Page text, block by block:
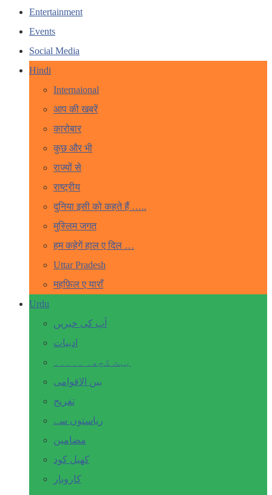
Entertainment
Events
Social Media
Hindi
Internaional
आप की खबरें
कारोबार
कुछ और भी
राज्यों से
राष्ट्रीय
दुनिया इसी को कहते हैं …..
मुस्लिम जगत
हम कहेगें हाल ए दिल …
Uttar Pradesh
महफ़िल ए याराँ
Urdu
آپ کی خبریں
ادبیات
بہت کچھ۔ ۔۔۔۔۔
بین الاقوامی
تفریح
ریاستوں سے
مضامین
کھیل کود
کاروبار